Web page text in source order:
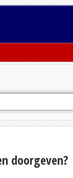
doorgeven?